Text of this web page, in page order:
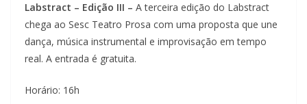
Labstract – Edição III – A terceira edição do Labstract
chega ao Sesc Teatro Prosa com uma proposta que une
dança, música instrumental e improvisação em tempo
real. A entrada é gratuita.
Horário: 16h